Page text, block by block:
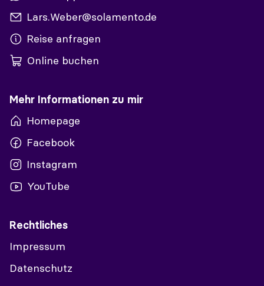
Lars.Weber@solamento.de
Reise anfragen
Online buchen
Mehr Informationen zu mir
Homepage
Facebook
Instagram
YouTube
Rechtliches
Impressum
Datenschutz